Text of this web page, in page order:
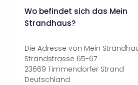
Wo befindet sich das Mein
Strandhaus?
Die Adresse von Mein
Strandstrasse 65-67
23669 Timmendorfer Strand
Deutschland